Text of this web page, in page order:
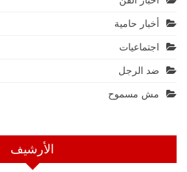
أخبار حامية
اجتماعيات
ضد الرجل
مش مسموح
الأرشيف